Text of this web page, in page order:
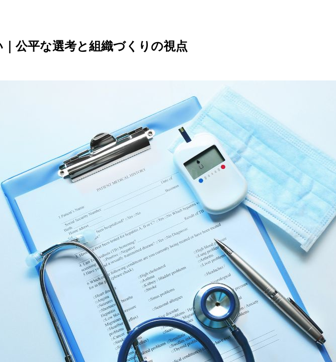
公平な選考と組織づくりの視点